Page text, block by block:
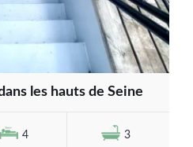
les hauts de Seine
4 3